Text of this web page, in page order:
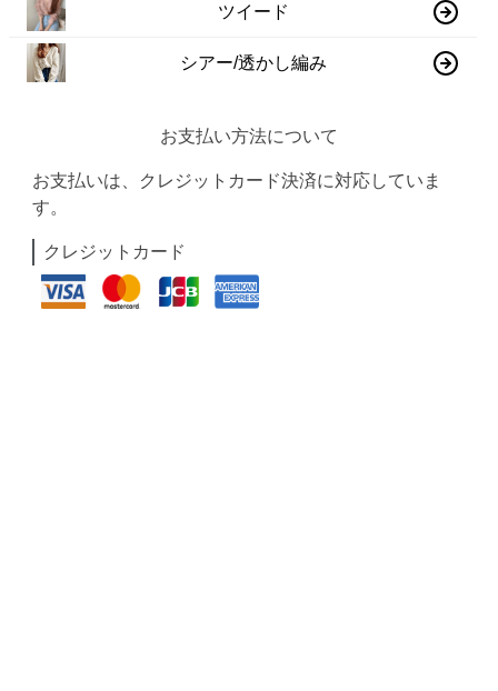
ツイード
シアー/透かし編み
お支払い方法について
お支払いは、クレジットカード決済に対応していま
す。
クレジットカード